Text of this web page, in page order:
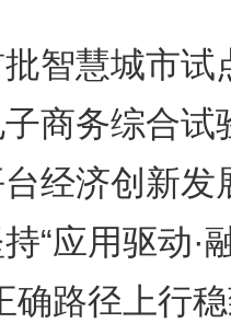
智慧城市试
商务综合试
经济创新发
“应用驱动·
确路径上行